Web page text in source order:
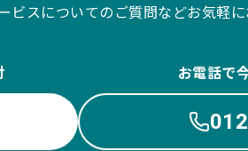
スについてのご質問などお気軽に
お電話で